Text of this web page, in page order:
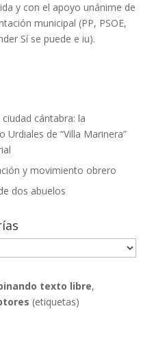
y con el apoyo unánime de
municipal (PP, PSOE,
Sí se puede e iu).
cántabra: la
de “Villa Marinera”
y movimiento obrero
dos abuelos
texto libre,
(etiquetas)